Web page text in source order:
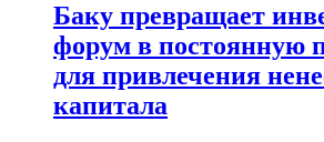
Баку превращает
форум в постоянную
для привлечения
капитала